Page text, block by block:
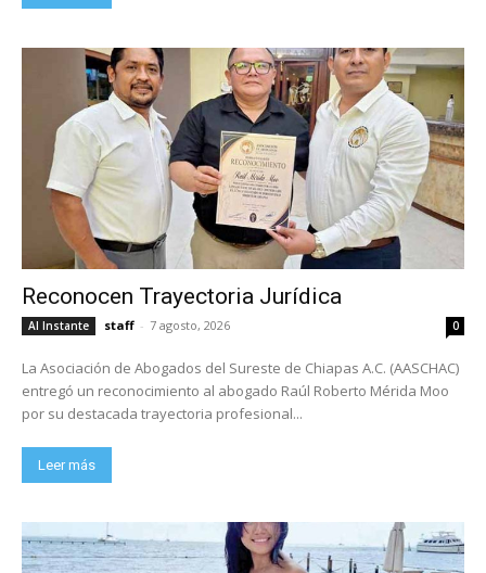
Reconocen Trayectoria Jurídica
Al Instante staff - 7 agosto, 2026 0
La Asociación de Abogados del Sureste de Chiapas A.C. (AASCHAC)
entregó un reconocimiento al abogado Raúl Roberto Mérida Moo
por su destacada trayectoria profesional...
Leer más